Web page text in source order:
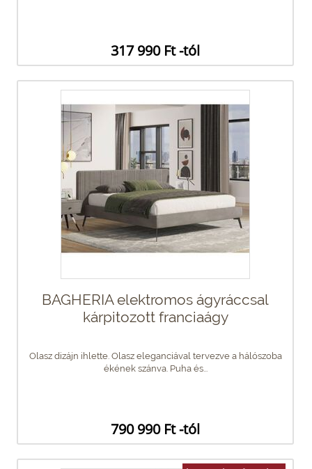
317 990 Ft -tól
BAGHERIA elektromos ágyráccsal
kárpitozott franciaágy
Olasz dizájn ihlette. Olasz eleganciával tervezve a hálószoba
ékének szánva. Puha és...
790 990 Ft -tól